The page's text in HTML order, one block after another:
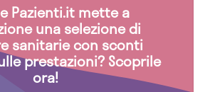
Pazienti.it mette a
una selezione di
sanitarie con sconti
prestazioni? Scoprile
ora!